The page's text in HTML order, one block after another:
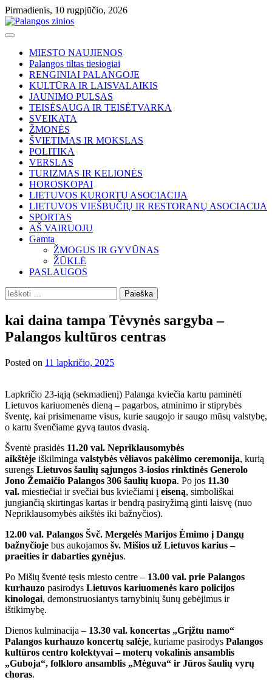
Skip
to
content
Pirmadienis, 10 rugpjūčio, 2026
MIESTO NAUJIENOS
Palangos tiltas tiesiogiai
RENGINIAI PALANGOJE
KULTŪRA IR LAISVALAIKIS
JAUNIMO PULSAS
TEISĖSAUGA IR TEISĖTVARKA
SVEIKATA
ŽMONĖS
ŠVIETIMAS IR MOKSLAS
POLITIKA
VERSLAS
TURIZMAS IR KELIONĖS
HOROSKOPAI
LIETUVOS KURORTU ASOCIACIJA
LIETUVOS VIEŠBUČIŲ IR RESTORANŲ ASOCIACIJA
SPORTAS
AŠ VAIRUOJU
Gamta
ŽMOGUS IR GYVŪNAS
ŽŪKLĖ
PASLAUGOS
Ieškoti:
kai daina tampa Tėvynės sargyba –
Palangos kultūros centras
Posted on 11 lapkričio, 2025
Lapkričio 23-iąją (sekmadienį) Palanga kviečia kartu paminėti
Lietuvos kariuomenės dieną – pagarbos, atminimo ir stiprybės
šventę, kai prisimename visus, kurie saugojo ir saugo mūsų valstybę,
o kartu švenčiame gyvą tautos dvasią.
Šventė prasidės 11.20 val. Nepriklausomybės
aikštėje iškilminga valstybės vėliavos pakėlimo ceremonija, kurią
surengs Lietuvos šaulių sąjungos 3-iosios rinktinės Generolo
Jono Žemaičio Palangos 306 šaulių kuopa. Po jos 11.30
val. miestiečiai ir svečiai bus kviečiami į eiseną, simboliškai
jungiančią skirtingas kartas ir bendrą pasiryžimą ginti laisvę (nuo
Nepriklausomybės aikštės iki bažnyčios).
12.00 val. Palangos Švč. Mergelės Marijos Ėmimo į Dangų
bažnyčioje bus aukojamos šv. Mišios už Lietuvos karius –
praeities ir dabarties gynėjus.
Po Mišių šventė tęsis miesto centre – 13.00 val. prie Palangos
kurhauzo pasirodys Lietuvos kariuomenės karo policijos
kinologai, demonstruosiantys tarnybinių šunų gebėjimus ir
ištikimybę.
Dienos kulminacija – 13.30 val. koncertas „Grįžtu namo“
Palangos kurhauzo koncertų salėje, kuriame pasirodys Palangos
kultūros centro kolektyvai – moterų vokalinis ansamblis
„Guboja“, folkloro ansamblis „Mėguva“ ir Jūros šaulių vyrų
choras.